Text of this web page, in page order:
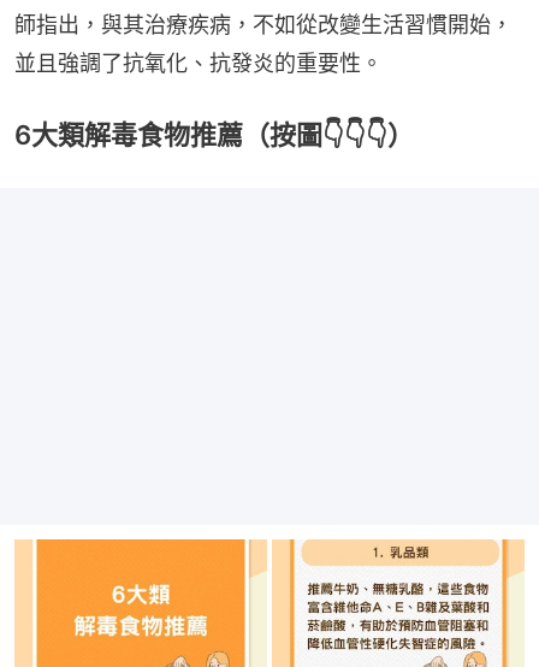
師指出，與其治療疾病，不如從改變生活習慣開始，
並且強調了抗氧化、抗發炎的重要性。
6大類解毒食物推薦（按圖👇👇👇）